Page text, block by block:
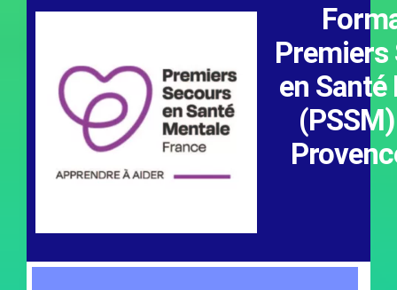
Premiers
en